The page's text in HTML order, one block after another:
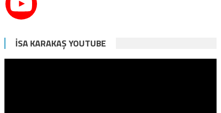
İSA KARAKAŞ YOUTUBE